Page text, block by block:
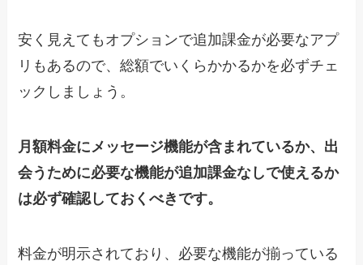
安く見えてもオプションで追加課金が必要なアプ
リもあるので、総額でいくらかかるかを必ずチェ
ックしましょう。
月額料金にメッセージ機能が含まれているか、出
会うために必要な機能が追加課金なしで使えるか
は必ず確認しておくべきです。
料金が明示されており、必要な機能が揃っている